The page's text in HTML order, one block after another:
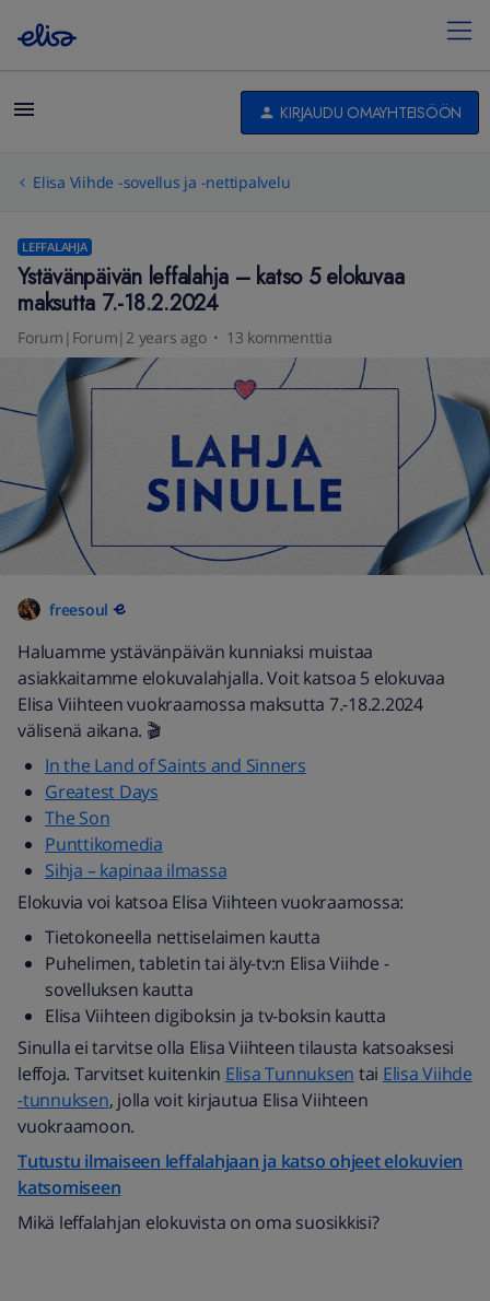
KIRJAUDU OMAYHTEISÖÖN
Elisa Viihde -sovellus ja -nettipalvelu
LEFFALAHJA
Ystävänpäivän leffalahja – katso 5 elokuvaa
maksutta 7.-18.2.2024
Forum|Forum|2 years ago 13 kommenttia
freesoul
Haluamme ystävänpäivän kunniaksi muistaa
asiakkaitamme elokuvalahjalla. Voit katsoa 5 elokuvaa
Elisa Viihteen vuokraamossa maksutta 7.-18.2.2024
välisenä aikana. 🎬
In the Land of Saints and Sinners
Greatest Days
The Son
Punttikomedia
Sihja – kapinaa ilmassa
Elokuvia voi katsoa Elisa Viihteen vuokraamossa:
Tietokoneella nettiselaimen kautta
Puhelimen, tabletin tai äly-tv:n Elisa Viihde -
sovelluksen kautta
Elisa Viihteen digiboksin ja tv-boksin kautta
Sinulla ei tarvitse olla Elisa Viihteen tilausta katsoaksesi
leffoja. Tarvitset kuitenkin Elisa Tunnuksen tai Elisa Viihde
-tunnuksen, jolla voit kirjautua Elisa Viihteen
vuokraamoon.
Tutustu ilmaiseen leffalahjaan ja katso ohjeet elokuvien
katsomiseen
Mikä leffalahjan elokuvista on oma suosikkisi?